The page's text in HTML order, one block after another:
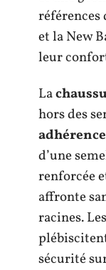
références
et la New
leur
La
hors des
adhérence
d’une
renforcée
affronte
racines.
sécurité